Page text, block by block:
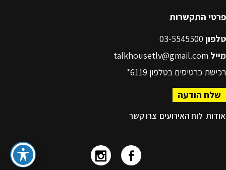
פרטי התקשרות
טלפון
מייל talkhousetlv@gmail.com
רכישת כרטיסים בטלפון 6119*
שלח הודעה
אודות לוח האירועים צרו קשר